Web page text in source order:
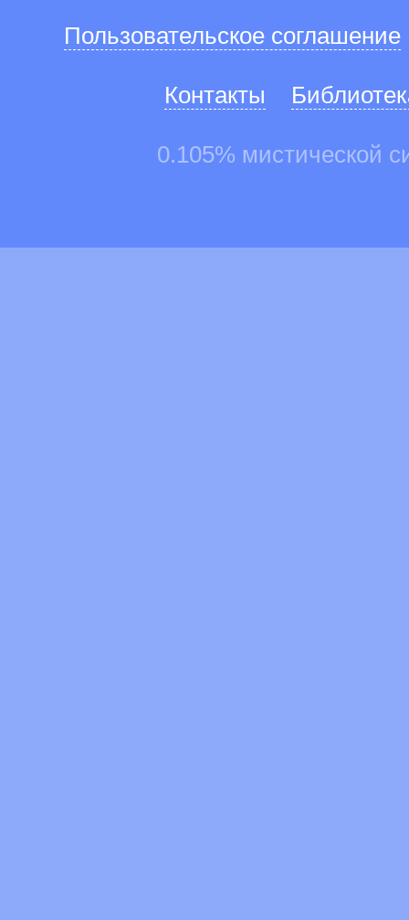
Пользовательское соглашение
Контакты
0.105% мистической